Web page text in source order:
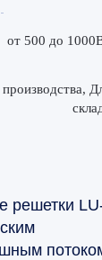
от 500 до
решетки